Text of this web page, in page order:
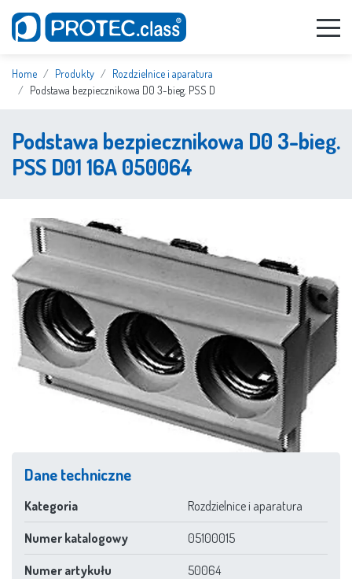
Home Produkty
Rozdzielnice i aparatura
Podstawa bezpiecznikowa D0 3-bieg. PSS D
Podstawa bezpiecznikowa D0 3-bieg.
PSS D01 16A 050064
Dane techniczne
Kategoria Rozdzielnice i aparatura
Numer katalogowy 05100015
Numer artykułu 50064